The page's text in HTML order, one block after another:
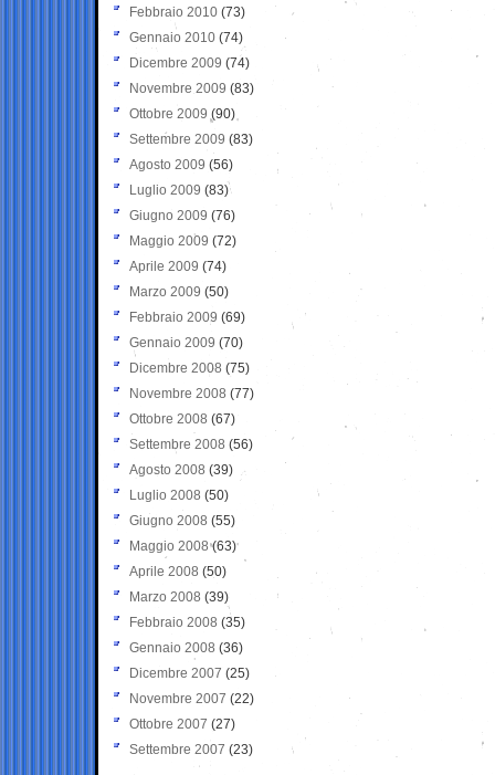
Febbraio 2010 (73)
Gennaio 2010 (74)
Dicembre 2009 (74)
Novembre 2009 (83)
Ottobre 2009 (90)
Settembre 2009 (83)
Agosto 2009 (56)
Luglio 2009 (83)
Giugno 2009 (76)
Maggio 2009 (72)
Aprile 2009 (74)
Marzo 2009 (50)
Febbraio 2009 (69)
Gennaio 2009 (70)
Dicembre 2008 (75)
Novembre 2008 (77)
Ottobre 2008 (67)
Settembre 2008 (56)
Agosto 2008 (39)
Luglio 2008 (50)
Giugno 2008 (55)
Maggio 2008(63)
Aprile 2008 (50)
Marzo 2008 (39)
Febbraio 2008 (35)
Gennaio 2008 (36)
Dicembre 2007 (25)
Novembre 2007 (22)
Ottobre 2007 (27)
Settembre 2007 (23)